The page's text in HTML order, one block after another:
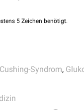
5 Zeichen benötigt.
Cushing-Syndrom,